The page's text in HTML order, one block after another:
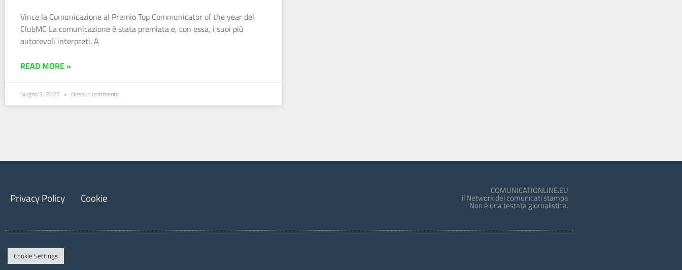
Vince la Comunicazione al Premio Top Communicator of the year del
ClubMC La comunicazione è stata premiata e, con essa, i suoi più
autorevoli interpreti. A
READ MORE »
Giugno 3, 2022 Nessun commento
Privacy Policy Cookie COMUNICATIONLINE.EU
il Network dei comunicati stampa
Non è una testata giornalistica.
Cookie Settings